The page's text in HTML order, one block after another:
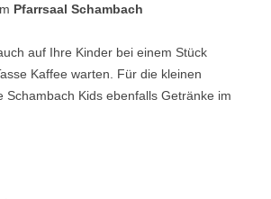
Pfarrsaal Schambach
auf Ihre Kinder bei einem Stück
Kaffee warten. Für die kleinen
Schambach Kids ebenfalls Getränke im